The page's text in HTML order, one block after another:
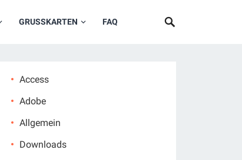
GRUSSKARTEN FAQ
Access
Adobe
Allgemein
Downloads